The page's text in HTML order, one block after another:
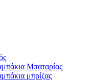
Μπαταρίας
μπρίζας